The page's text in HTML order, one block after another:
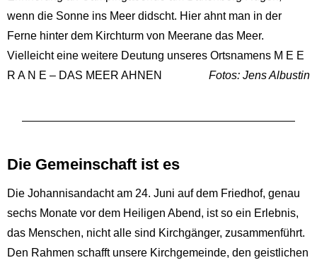
wenn die Sonne ins Meer didscht. Hier ahnt man in der
Ferne hinter dem Kirchturm von Meerane das Meer.
Vielleicht eine weitere Deutung unseres Ortsnamens M E E
R A N E – DAS MEER AHNEN
Fotos: Jens Albustin
Die Gemeinschaft ist es
Die Johannisandacht am 24. Juni auf dem Friedhof, genau
sechs Monate vor dem Heiligen Abend, ist so ein Erlebnis,
das Menschen, nicht alle sind Kirchgänger, zusammenführt.
Den Rahmen schafft unsere Kirchgemeinde, den geistlichen